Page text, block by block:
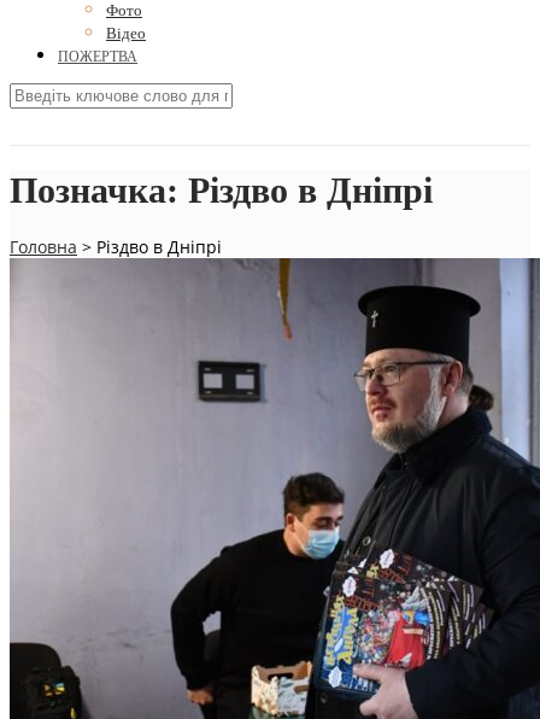
Фото
Відео
ПОЖЕРТВА
Позначка: Різдво в Дніпрі
Головна > Різдво в Дніпрі